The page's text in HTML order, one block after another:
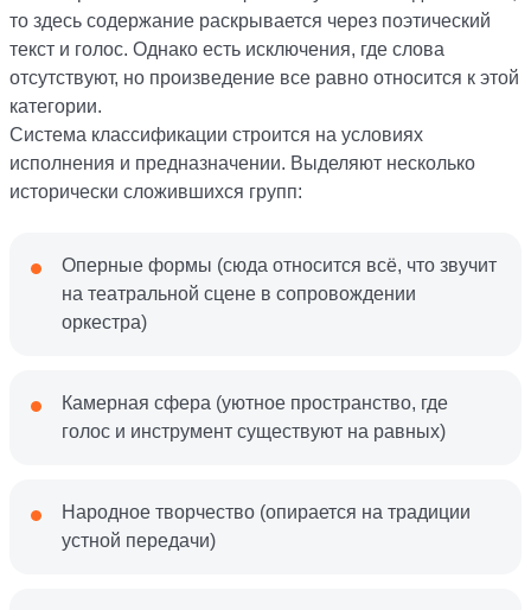
то здесь содержание раскрывается через поэтический
текст и голос. Однако есть исключения, где слова
отсутствуют, но произведение все равно относится к этой
категории.
Система классификации строится на условиях
исполнения и предназначении. Выделяют несколько
исторически сложившихся групп:
Оперные формы (сюда относится всё, что звучит
на театральной сцене в сопровождении
оркестра)
Камерная сфера (уютное пространство, где
голос и инструмент существуют на равных)
Народное творчество (опирается на традиции
устной передачи)